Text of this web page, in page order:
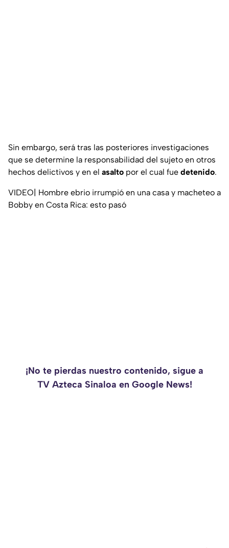
Sin embargo, será tras las posteriores investigaciones
que se determine la responsabilidad del sujeto en otros
hechos delictivos y en el asalto por el cual fue detenido.
VIDEO| Hombre ebrio irrumpió en una casa y macheteo a
Bobby en Costa Rica: esto pasó
¡No te pierdas nuestro contenido, sigue a
TV Azteca Sinaloa en Google News!